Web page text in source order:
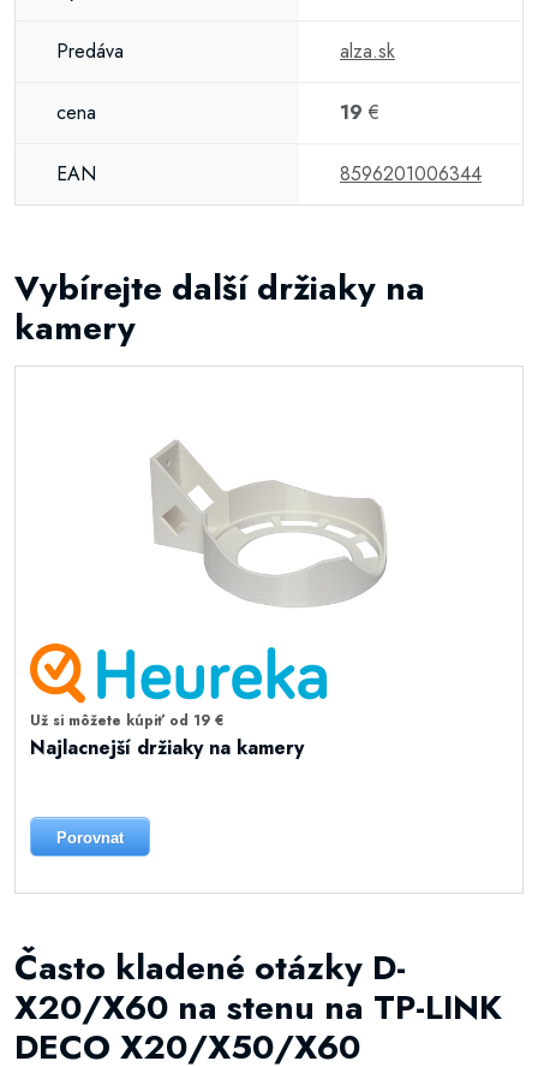
Predáva alza.sk
cena 19 €
EAN 8596201006344
Vybírejte další držiaky na
kamery
Už si môžete kúpiť od 19 €
Najlacnejší držiaky na kamery
Porovnat
Často kladené otázky D-
X20/X60 na stenu na TP-LINK
DECO X20/X50/X60